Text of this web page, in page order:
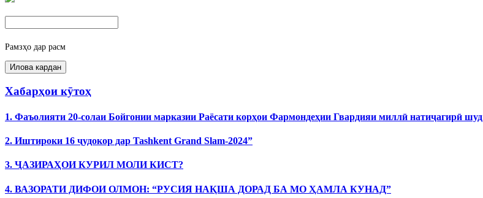
Рамзҳо дар расм
Хабарҳои кӯтоҳ
1. Фаъолияти 20-солаи Бойгонии марказии Раёсати корҳои Фармондеҳии Гвардияи миллӣ натиҷагирӣ шуд
2. Иштироки 16 ҷудокор дар Tashkent Grand Slam-2024”
3. ҶАЗИРАҲОИ КУРИЛ МОЛИ КИСТ?
4. ВАЗОРАТИ ДИФОИ ОЛМОН: “РУСИЯ НАҚША ДОРАД БА МО ҲАМЛА КУНАД”